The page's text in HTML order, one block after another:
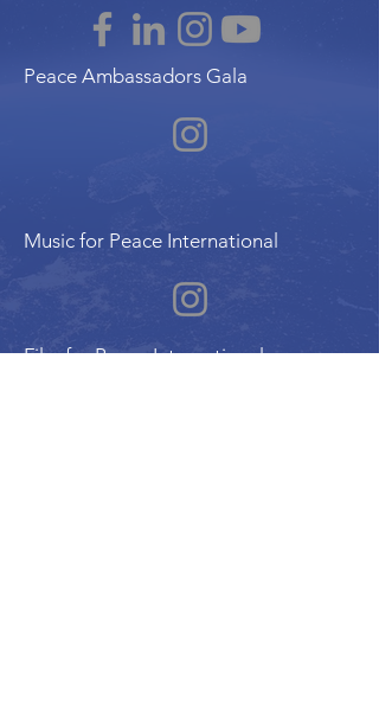
Peace Ambassadors Gala
Music for Peace International
Film for Peace International